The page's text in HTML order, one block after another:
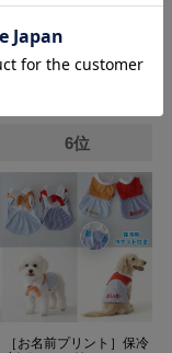
6位
［お名前プリント］保冷